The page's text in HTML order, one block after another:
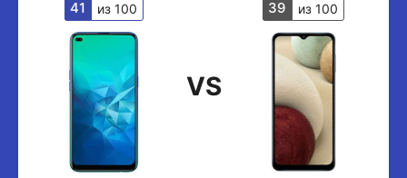
41 из 100
VS
39 из 100